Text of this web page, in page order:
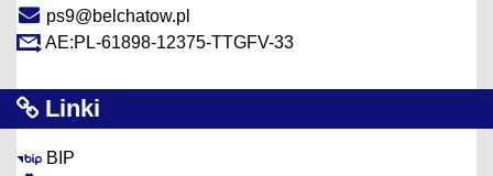
ps9@belchatow.pl
AE:PL-61898-12375-TTGFV-33
Linki
BIP